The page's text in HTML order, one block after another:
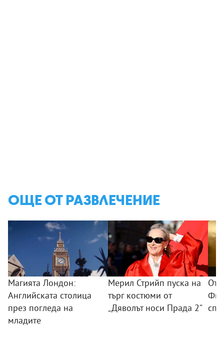
ОЩЕ ОТ РАЗВЛЕЧЕНИЕ
Магията Лондон:
Английската столица
през погледа на
младите
Мерил Стрийп пуска на
търг костюми от
„Дяволът носи Прада 2“
От